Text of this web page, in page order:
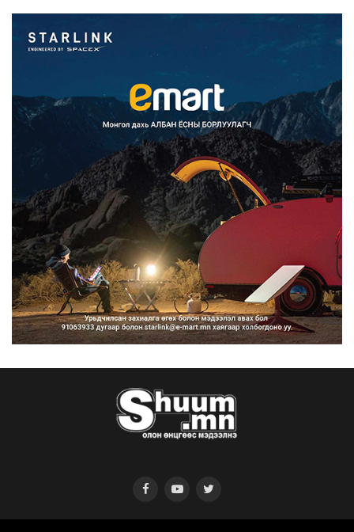
Францад иргэд рүү зөвшөөрөлгүй
сурталчилгааны дууд...
2026/08/07
Нийтийн тээврийн Ч:19А чиглэлийн
замналд түр хугац...
2026/08/07
Автомашины улсын дугаар сондгой
тоогоор төгссөн бо...